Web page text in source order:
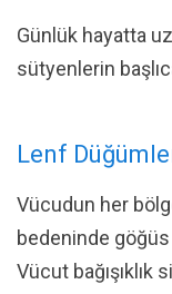
Günlük hayatta
sütyenlerin
Lenf
Vücudun her
bedeninde göğüs
Vücut